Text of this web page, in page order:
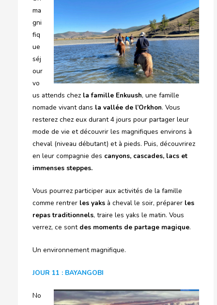
ma
gni
fiq
ue
séj
our
vo
us attends chez la famille Enkuush, une famille
nomade vivant dans la vallée de l’Orkhon. Vous
resterez chez eux durant 4 jours pour partager leur
mode de vie et découvrir les magnifiques environs à
cheval (niveau débutant) et à pieds. Puis, découvrirez
en leur compagnie des canyons, cascades, lacs et
immenses steppes.
Vous pourrez participer aux activités de la famille
comme rentrer les yaks à cheval le soir, préparer les
repas traditionnels, traire les yaks le matin. Vous
verrez, ce sontdes moments de partage magique.
Un environnement magnifique.
JOUR 11 : BAYANGOBI
No